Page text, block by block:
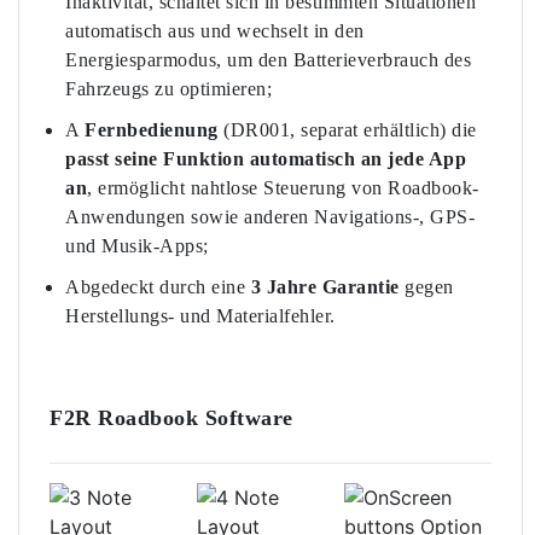
automatisch aus und wechselt in den
Energiesparmodus, um den Batterieverbrauch des
Fahrzeugs zu optimieren;
A Fernbedienung (DR001, separat erhältlich) die
passt seine Funktion automatisch an jede App
an, ermöglicht nahtlose Steuerung von Roadbook-
Anwendungen sowie anderen Navigations-, GPS-
und Musik-Apps;
Abgedeckt durch eine 3 Jahre Garantie gegen
Herstellungs- und Materialfehler.
F2R Roadbook Software